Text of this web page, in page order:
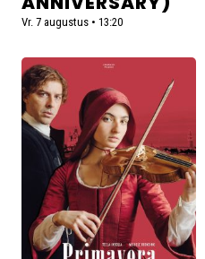
Vr. 7 augustus • 13:20
Lees
meer
over
Primavera